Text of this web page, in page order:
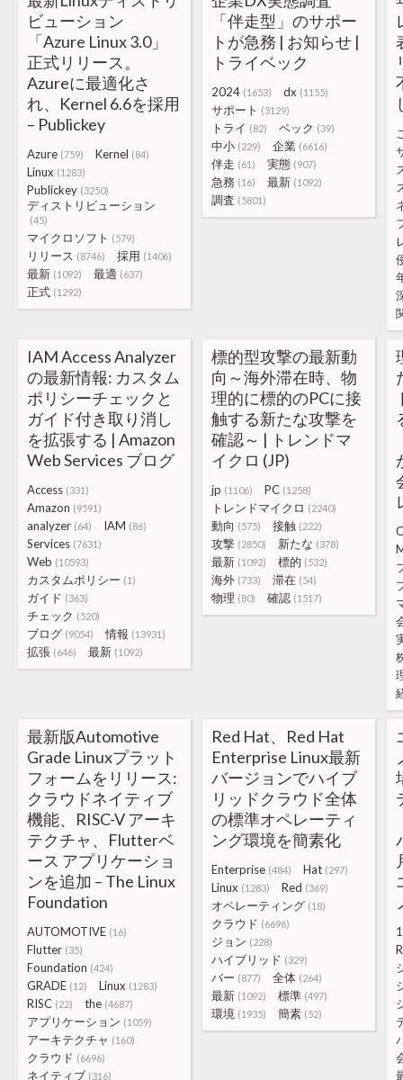
ビューション
「Azure Linux 3.0」
正式リリース。
Azureに最適化さ
れ、Kernel 6.6を採用
– Publickey
Azure (759) Kernel (84)
Linux (1283)
Publickey (3250)
ディストリビューション
(45)
マイクロソフト (579)
リリース (8746) 採用 (1406)
最新 (1092) 最適 (637)
正式 (1292)
「伴走型」のサポー
トが急務 | お知らせ |
トライベック
2024 (1653) dx (1155)
サポート (3129)
トライ (82) ベック (39)
中小 (229) 企業 (6616)
伴走 (61) 実態 (907)
急務 (16) 最新 (1092)
調査 (5801)
IAM Access Analyzer
の最新情報: カスタム
ポリシーチェックと
ガイド付き取り消し
を拡張する | Amazon
Web Services ブログ
Access (331)
Amazon (9591)
analyzer (64) IAM (86)
Services (7631)
Web (10593)
カスタムポリシー (1)
ガイド (363)
チェック (520)
ブログ (9054) 情報 (13931)
拡張 (646) 最新 (1092)
標的型攻撃の最新動
向～海外滞在時、物
理的に標的のPCに接
触する新たな攻撃を
確認～ | トレンドマ
イクロ (JP)
jp (1106) PC (1258)
トレンドマイクロ (2240)
動向 (575) 接触 (222)
攻撃 (2850) 新たな (378)
最新 (1092) 標的 (532)
海外 (733) 滞在 (54)
物理 (80) 確認 (1517)
最新版Automotive
Grade Linuxプラット
フォームをリリース:
クラウドネイティブ
機能、RISC-V アーキ
テクチャ、Flutterベ
ース アプリケーショ
ンを追加 – The Linux
Foundation
AUTOMOTIVE (16)
Flutter (35)
Foundation (424)
GRADE (12) Linux (1283)
RISC (22) the (4687)
アプリケーション (1059)
アーキテクチャ (160)
クラウド (6696)
ネイティブ (316)
Red Hat、Red Hat
Enterprise Linux最新
バージョンでハイブ
リッドクラウド全体
の標準オペレーティ
ング環境を簡素化
Enterprise (484) Hat (297)
Linux (1283) Red (369)
オペレーティング (18)
クラウド (6696)
ジョン (228)
ハイブリッド (329)
バー (877) 全体 (264)
最新 (1092) 標準 (497)
環境 (1935) 簡素 (52)